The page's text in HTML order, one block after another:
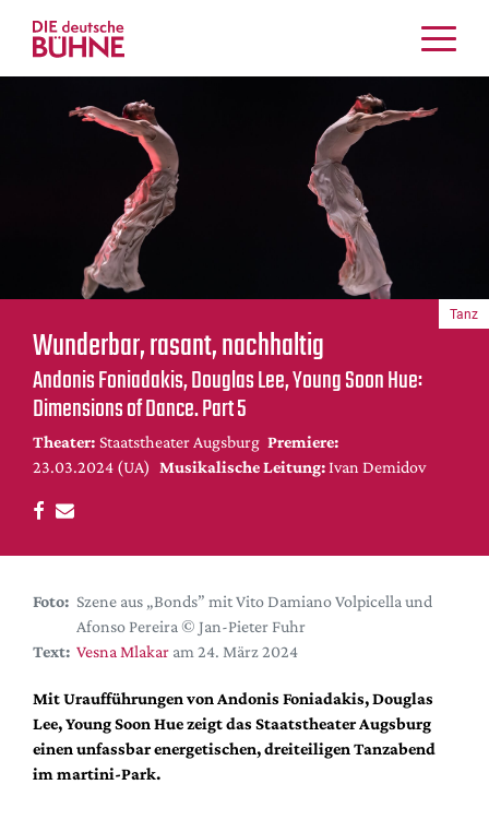
Schauspiel
Musiktheater
Crossover
Bühnenwelt
Festivals & Veranstaltungen
Menschen & Theater
Themen
Internationales
Nachrufe
Medientipps
DdB-map
Festival-Planer
Hefte
Alle Hefte
Leseproben
Podcast
Wunderbar, rasant, nachhaltig
Andonis Foniadakis, Douglas Lee, Young Soon Hue:
Dimensions of Dance. Part 5
Theater: Staatstheater Augsburg Premiere:
23.03.2024 (UA) Musikalische Leitung: Ivan Demidov
Tanz
Foto: Szene aus „Bonds” mit Vito Damiano Volpicella und
Afonso Pereira © Jan-Pieter Fuhr
Text: Vesna Mlakar am 24. März 2024
Mit Uraufführungen von Andonis Foniadakis, Douglas
Lee, Young Soon Hue zeigt das Staatstheater Augsburg
einen unfassbar energetischen, dreiteiligen Tanzabend
im martini-Park.